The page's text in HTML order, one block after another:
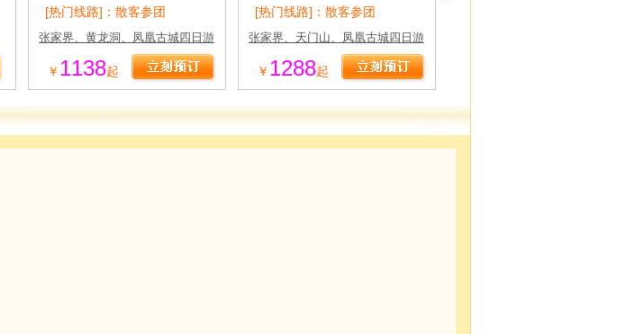
[热门线路]：散客参团
张家界、黄龙洞、凤凰古城四日游
￥ 1138起
[热门线路]：散客参团
张家界、天门山、凤凰古城四日游
￥ 1288起